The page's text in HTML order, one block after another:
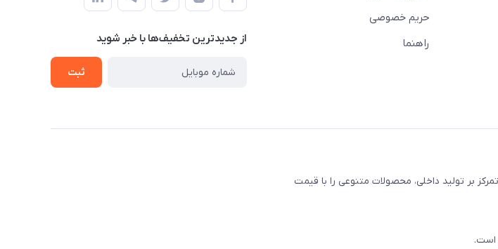
حریم خصوصی
راهنما
از جدید‌ترین تخفیف‌ها با‌ خبر شوید
ثبت
بر تولید داخلی، محصولات متنوعی را با قیمت
است.